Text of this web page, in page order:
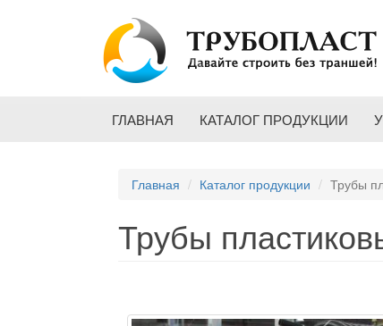
ГЛАВНАЯ КАТАЛОГ ПРОДУКЦИИ
Главная Каталог продукции Трубы
Трубы